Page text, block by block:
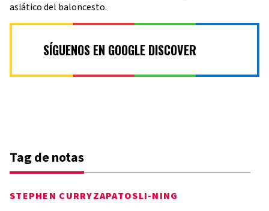
asiático del baloncesto.
SÍGUENOS EN GOOGLE DISCOVER
Tag de notas
STEPHEN CURRYZAPATOSLI-NING